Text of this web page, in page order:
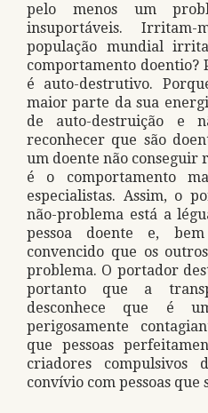
pelo menos um
insuportáveis.
população mundial
comportamento doentio?
é auto-destrutivo.
maior parte da sua
de auto-destruição e
reconhecer que são
um doente não conseguir
é o comportamento
especialistas. Assim, o
não-problema está a
pessoa doente e,
convencido que os
problema. O portador
portanto que a
desconhece que é
perigosamente
que pessoas
criadores compulsivos
convívio com pessoas